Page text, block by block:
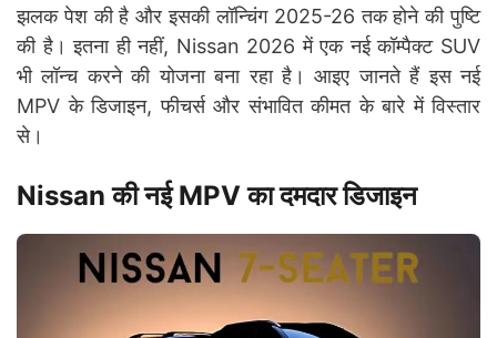
झलक पेश की है और इसकी लॉन्चिंग 2025-26 तक होने की पुष्टि
की है। इतना ही नहीं, Nissan 2026 में एक नई कॉम्पैक्ट SUV
भी लॉन्च करने की योजना बना रहा है। आइए जानते हैं इस नई
MPV के डिजाइन, फीचर्स और संभावित कीमत के बारे में विस्तार
से।
Nissan की नई MPV का दमदार डिजाइन